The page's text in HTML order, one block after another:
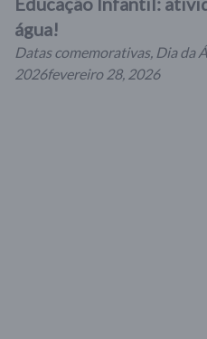
água!
Datas comemorativas, Dia da
2026fevereiro 28, 2026